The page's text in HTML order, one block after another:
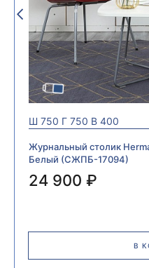
Ш 750 Г 750 В 400
Журнальный столик
Белый (СЖПБ-17094)
24 900 ₽
В